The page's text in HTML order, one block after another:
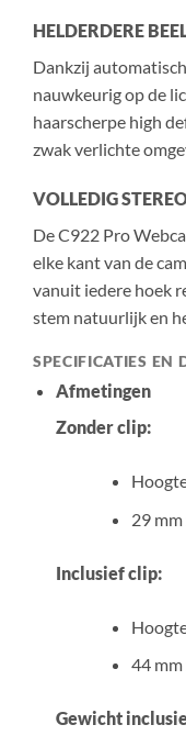
HELDERDERE
Dankzij
nauwkeurig op de
haarscherpe high
zwak verlichte
VOLLEDIG
De C922 Pro
elke kant van de
vanuit iedere hoek
stem natuurlijk en
SPECIFICATIES EN
Afmetingen
Zonder clip:
29
Inclusief clip:
44 mm
Gewicht